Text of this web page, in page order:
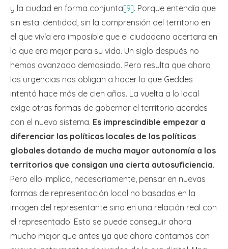
y la ciudad en forma conjunta[9]. Porque entendía que
sin esta identidad, sin la comprensión del territorio en
el que vivía era imposible que el ciudadano acertara en
lo que era mejor para su vida. Un siglo después no
hemos avanzado demasiado. Pero resulta que ahora
las urgencias nos obligan a hacer lo que Geddes
intentó hace más de cien años. La vuelta a lo local
exige otras formas de gobernar el territorio acordes
con el nuevo sistema. Es imprescindible empezar a
diferenciar las políticas locales de las políticas
globales dotando de mucha mayor autonomía a los
territorios que consigan una cierta autosuficiencia.
Pero ello implica, necesariamente, pensar en nuevas
formas de representación local no basadas en la
imagen del representante sino en una relación real con
el representado. Esto se puede conseguir ahora
mucho mejor que antes ya que ahora contamos con